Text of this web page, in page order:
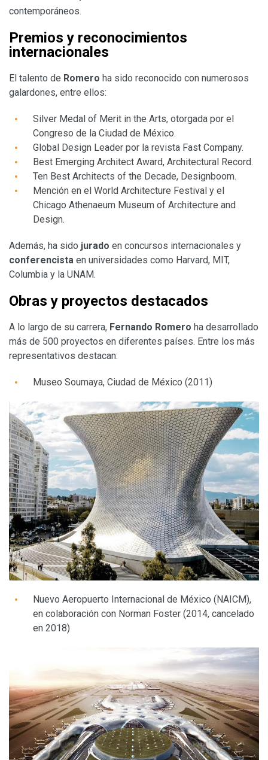
contemporáneos.
Premios y reconocimientos
internacionales
El talento de Romero ha sido reconocido con numerosos
galardones, entre ellos:
Silver Medal of Merit in the Arts, otorgada por el
Congreso de la Ciudad de México.
Global Design Leader por la revista Fast Company.
Best Emerging Architect Award, Architectural Record.
Ten Best Architects of the Decade, Designboom.
Mención en el World Architecture Festival y el
Chicago Athenaeum Museum of Architecture and
Design.
Además, ha sido jurado en concursos internacionales y
conferencista en universidades como Harvard, MIT,
Columbia y la UNAM.
Obras y proyectos destacados
A lo largo de su carrera, Fernando Romero ha desarrollado
más de 500 proyectos en diferentes países. Entre los más
representativos destacan:
Museo Soumaya, Ciudad de México (2011)
Nuevo Aeropuerto Internacional de México (NAICM),
en colaboración con Norman Foster (2014, cancelado
en 2018)